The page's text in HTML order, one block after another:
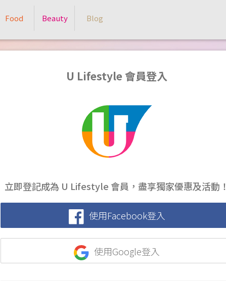
Food Beauty Blog
U Lifestyle 會員登入
立即登記成為 U Lifestyle 會員，盡享獨家優惠及活動！
使用Facebook登入
使用Google登入